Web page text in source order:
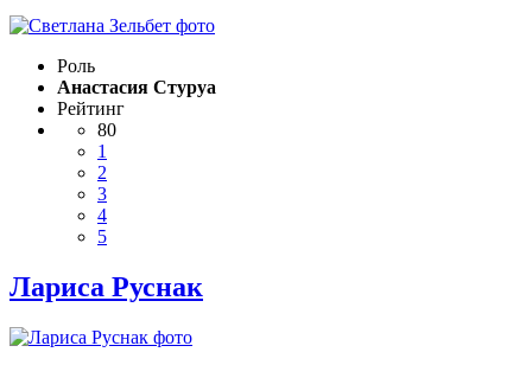
Роль
Анастасия Стуруа
Рейтинг
80
1
2
3
4
5
Лариса Руснак